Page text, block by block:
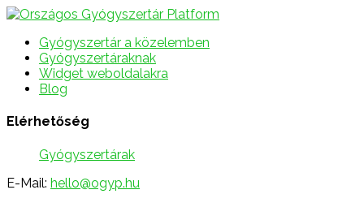
Gyógyszertár a közelemben
Gyógyszertáraknak
Widget weboldalakra
Blog
Elérhetőség
Gyógyszertárak
E-Mail: hello@ogyp.hu